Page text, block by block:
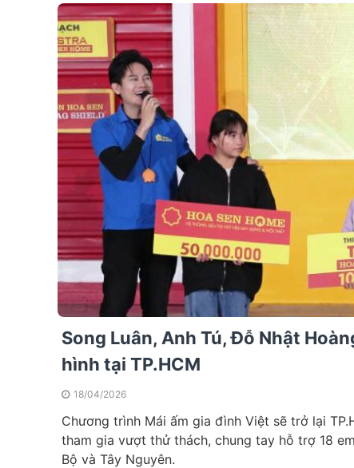
Song Luân, Anh Tú, Đỗ Nhật
hình tại TP.HCM
18/04/2026
Chương trình Mái ấm gia đình Việt sẽ trở lại
tham gia vượt thử thách, chung tay hỗ trợ 18
Bộ và Tây Nguyên.